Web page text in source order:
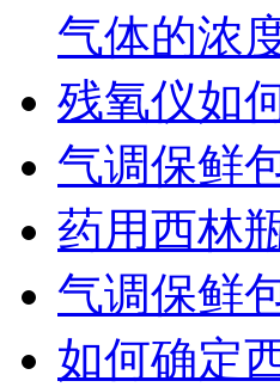
气体的浓
残氧仪如
气调保鲜
药用西林
气调保鲜
如何确定